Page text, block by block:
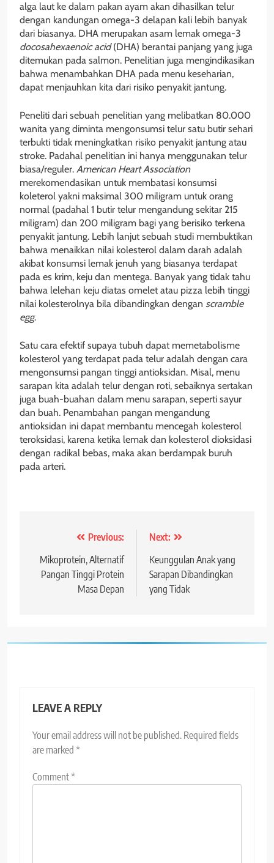
alga laut ke dalam pakan ayam akan dihasilkan telur
dengan kandungan omega-3 delapan kali lebih banyak
dari biasanya. DHA merupakan asam lemak omega-3
docosahexaenoic acid(DHA) berantai panjang yang juga
ditemukan pada salmon. Penelitian juga mengindikasikan
bahwa menambahkan DHA pada menu keseharian,
dapat menjauhkan kita dari risiko penyakit jantung.
Peneliti dari sebuah penelitian yang melibatkan 80.000
wanita yang diminta mengonsumsi telur satu butir sehari
terbukti tidak meningkatkan risiko penyakit jantung atau
stroke. Padahal penelitian ini hanya menggunakan telur
biasa/reguler. American Heart Association
merekomendasikan untuk membatasi konsumsi
koleterol yakni maksimal 300 miligram untuk orang
normal (padahal 1 butir telur mengandung sekitar 215
miligram) dan 200 miligram bagi yang berisiko terkena
penyakit jantung. Lebih lanjut sebuah studi membuktikan
bahwa menaikkan nilai kolesterol dalam darah adalah
akibat konsumsi lemak jenuh yang biasanya terdapat
pada es krim, keju dan mentega. Banyak yang tidak tahu
bahwa lelehan keju diatas omelet atau pizza lebih tinggi
nilai kolesterolnya bila dibandingkan dengan scramble
egg.
Satu cara efektif supaya tubuh dapat memetabolisme
kolesterol yang terdapat pada telur adalah dengan cara
mengonsumsi pangan tinggi antioksidan. Misal, menu
sarapan kita adalah telur dengan roti, sebaiknya sertakan
juga buah-buahan dalam menu sarapan, seperti sayur
dan buah. Penambahan pangan mengandung
antioksidan ini dapat membantu mencegah kolesterol
teroksidasi, karena ketika lemak dan kolesterol dioksidasi
dengan radikal bebas, maka akan berdampak buruh
pada arteri.
navigation
Previous:
Mikoprotein, Alternatif
Pangan Tinggi Protein
Masa Depan
Next:
Keunggulan Anak yang
Sarapan Dibandingkan
yang Tidak
LEAVE A REPLY
Your email address will not be published. Required fields
are marked *
Comment*